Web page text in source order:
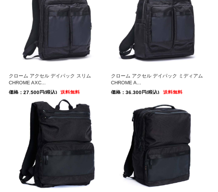
クローム アクセル デイパック スリム
CHROME AXC...
価格：27,500円(税込)
送料無料
クローム アクセル デイパック ミディアム
CHROME A...
価格：36,300円(税込)
送料無料